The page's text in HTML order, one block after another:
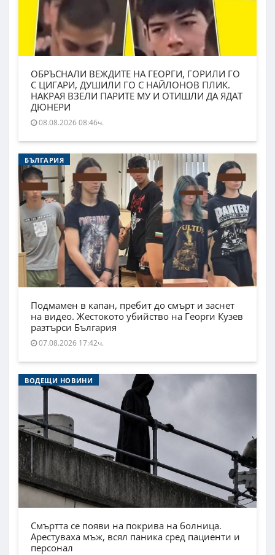
ОБРЪСНАЛИ ВЕЖДИТЕ НА ГЕОРГИ, ГОРИЛИ ГО
С ЦИГАРИ, ДУШИЛИ ГО С НАЙЛОНОВ ПЛИК.
НАКРАЯ ВЗЕЛИ ПАРИТЕ МУ И ОТИШЛИ ДА ЯДАТ
ДЮНЕРИ
08.08.2026 08:46ч.
БЪЛГАРИЯ
Подмамен в капан, пребит до смърт и заснет
на видео. Жестокото убийство на Георги Кузев
разтърси България
07.08.2026 17:42ч.
ВОДЕЩИ НОВИНИ
Смъртта се появи на покрива на болница.
Арестуваха мъж, всял паника сред пациенти и
персонал